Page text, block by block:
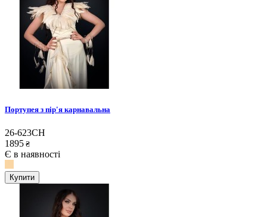
Портупея з пір'я карнавальна
26-623CH
1895 ₴
Є в наявності
Купити